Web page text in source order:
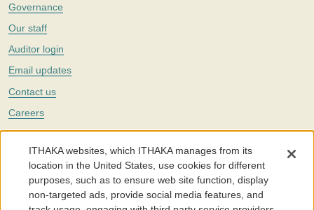
Governance
Our staff
Auditor login
Email updates
Contact us
Careers
Twitter
The Portico digital preservation service is part ofITHAKA, a nonprofit
with a mission to improve access to knowledge and education for people
around the world. We believe education is key to the wellbeing of
individuals and society, and we work to make it more effective and
affordable.
ITHAKA websites, which ITHAKA manages from its
location in the United States, use cookies for different
purposes, such as to ensure web site function, display
non-targeted ads, provide social media features, and